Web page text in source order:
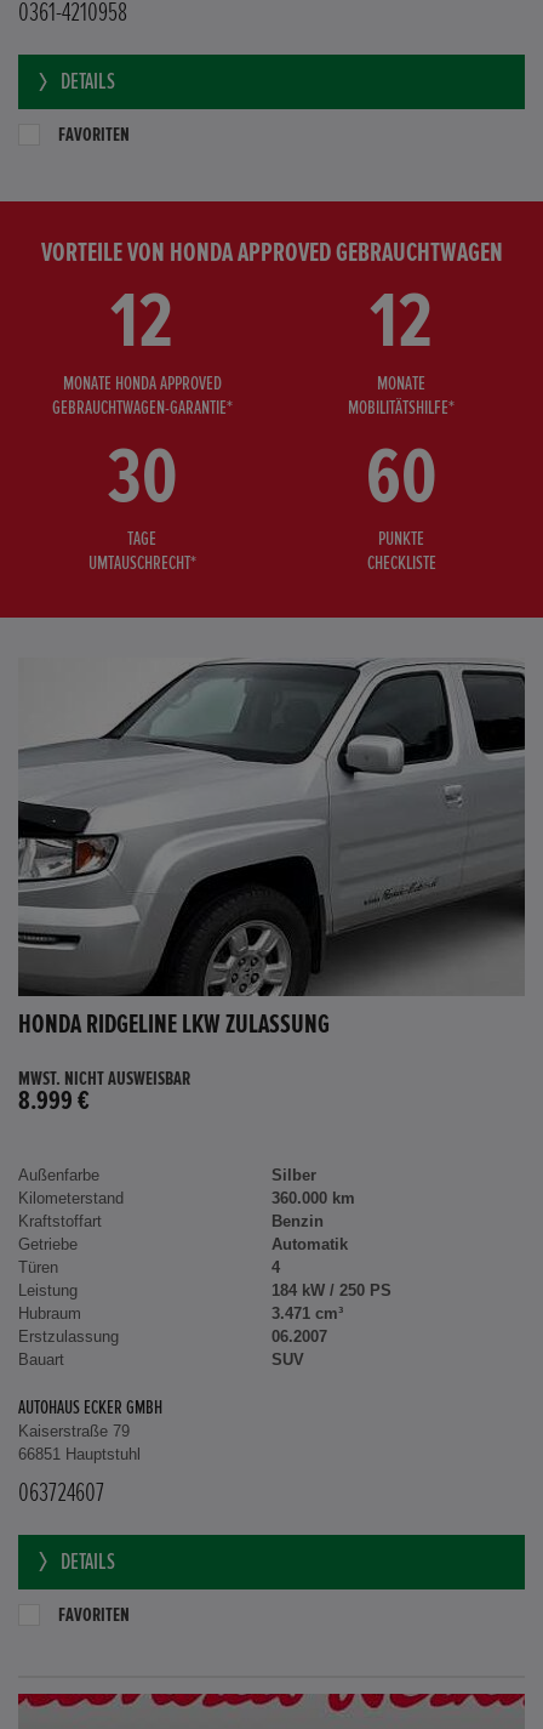
0361-4210958
DETAILS
FAVORITEN
VORTEILE VON HONDA APPROVED GEBRAUCHTWAGEN
12
MONATE HONDA APPROVED
GEBRAUCHTWAGEN-GARANTIE*
12
MONATE
MOBILITÄTSHILFE*
30
TAGE
UMTAUSCHRECHT*
60
PUNKTE
CHECKLISTE
HONDA RIDGELINE LKW ZULASSUNG
MWST. NICHT AUSWEISBAR
8.999 €
Außenfarbe
Silber
Kilometerstand
360.000 km
Kraftstoffart
Benzin
Getriebe
Automatik
Türen
4
Leistung
184 kW / 250 PS
Hubraum
3.471 cm³
Erstzulassung
06.2007
Bauart
SUV
AUTOHAUS ECKER GMBH
Kaiserstraße 79
66851 Hauptstuhl
063724607
DETAILS
FAVORITEN